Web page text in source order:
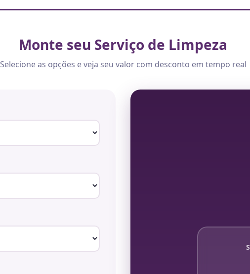
Monte seu Serviço de Limpeza
Selecione as opções e veja seu valor com desconto em tempo real